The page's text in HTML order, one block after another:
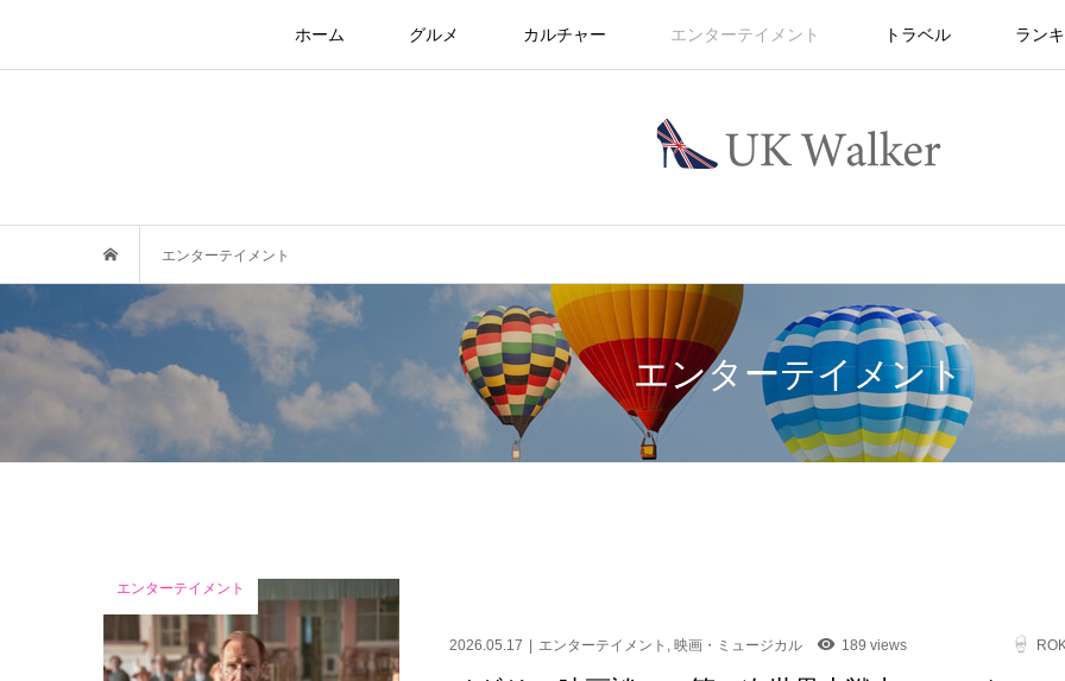
ホーム グルメ カルチャー エンターテイメント トラベル ラン
エンターテイメント
エンターテイメント
エンターテイメント
2026.05.17 エンターテイメント , 映画・ミュージカル 189 views